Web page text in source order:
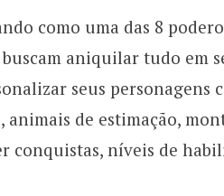
como uma das 8
aniquilar tudo em
seus personagens
animais de estimação,
conquistas, níveis de